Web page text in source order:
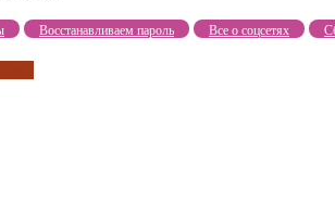
Восстанавливаем пароль Все о соцсетях